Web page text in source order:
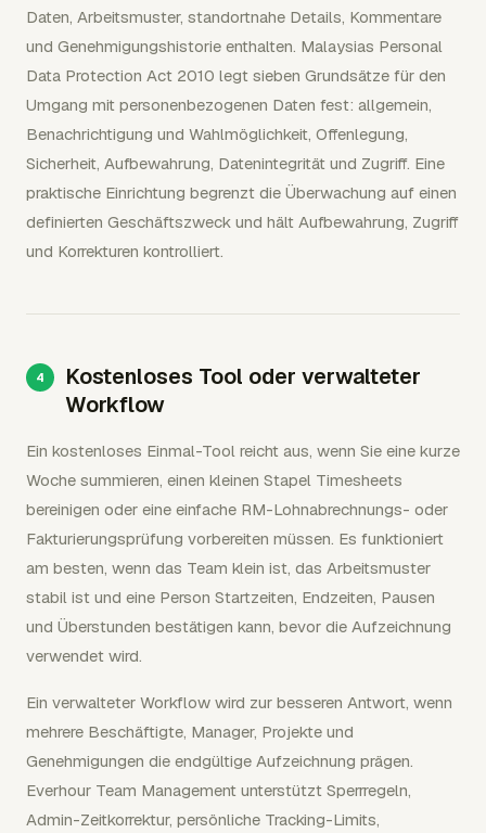
Daten, Arbeitsmuster, standortnahe Details, Kommentare
und Genehmigungshistorie enthalten. Malaysias Personal
Data Protection Act 2010 legt sieben Grundsätze für den
Umgang mit personenbezogenen Daten fest: allgemein,
Benachrichtigung und Wahlmöglichkeit, Offenlegung,
Sicherheit, Aufbewahrung, Datenintegrität und Zugriff. Eine
praktische Einrichtung begrenzt die Überwachung auf einen
definierten Geschäftszweck und hält Aufbewahrung, Zugriff
und Korrekturen kontrolliert.
Kostenloses Tool oder verwalteter
Workflow
Ein kostenloses Einmal-Tool reicht aus, wenn Sie eine kurze
Woche summieren, einen kleinen Stapel Timesheets
bereinigen oder eine einfache RM-Lohnabrechnungs- oder
Fakturierungsprüfung vorbereiten müssen. Es funktioniert
am besten, wenn das Team klein ist, das Arbeitsmuster
stabil ist und eine Person Startzeiten, Endzeiten, Pausen
und Überstunden bestätigen kann, bevor die Aufzeichnung
verwendet wird.
Ein verwalteter Workflow wird zur besseren Antwort, wenn
mehrere Beschäftigte, Manager, Projekte und
Genehmigungen die endgültige Aufzeichnung prägen.
Everhour Team Management unterstützt Sperrregeln,
Admin-Zeitkorrektur, persönliche Tracking-Limits,